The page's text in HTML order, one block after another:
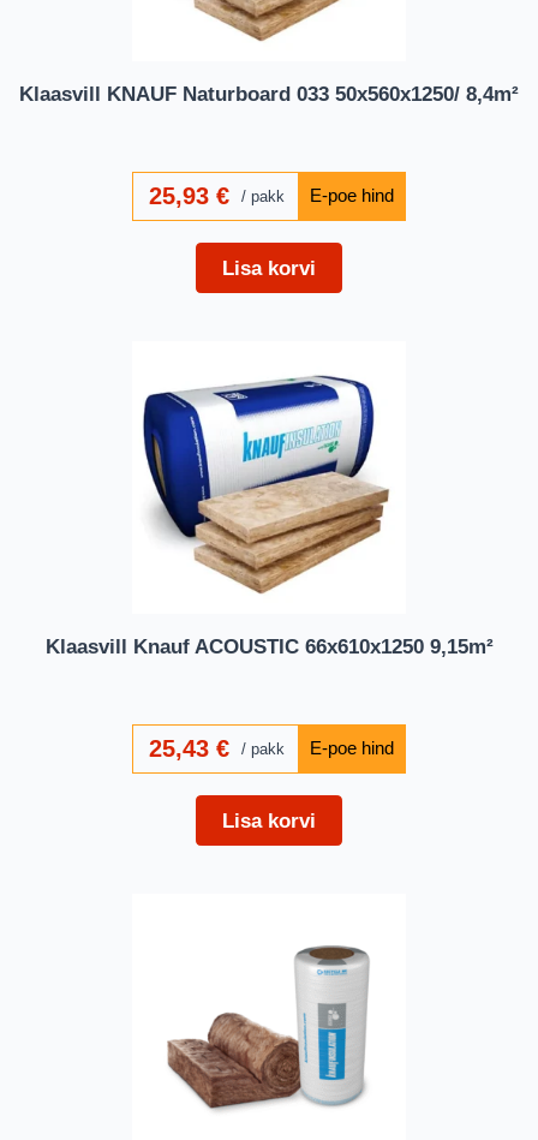
Klaasvill KNAUF Naturboard 033 50x560x1250/ 8,4m²
25,93€ pakk
Lisa korvi
Klaasvill Knauf ACOUSTIC 66x610x1250 9,15m²
25,43€ pakk
Lisa korvi